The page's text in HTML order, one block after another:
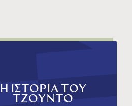
Η ΙΣΤΟΡΙΑ ΤΟΥ
ΤΖΟΥΝΤΟ